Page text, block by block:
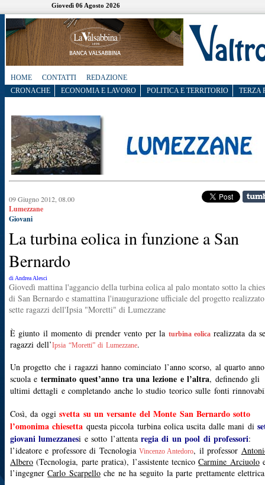
Giovedì 06 Agosto 2026
HOME CONTATTI
REDAZIONE
CRONACHE
ECONOMIA E LAVORO POLITICA E TERRITORIO TERZA
09 Giugno 2012, 08.00
Lumezzane
Giovani
La turbina eolica in funzione a San
Bernardo
di Andrea Alesci
Giovedì mattina l'aggancio della turbina eolica al palo montato sotto la
di San Bernardo e stamattina l'inaugurazione ufficiale del progetto
sette ragazzi dell'Ipsia "Moretti" di Lumezzane
È giunto il momento di prender vento per la turbina eolica realizzata da
ragazzi dell’Ipsia “Moretti” di Lumezzane.
Un progetto che i ragazzi hanno cominciato l’anno scorso, al quarto
scuola e terminato quest’anno tra una lezione e l’altra, definendo gli
ultimi dettagli e completando anche lo studio teorico sulle fonti
Così, da oggisvetta su un versante del Monte San Bernardo sotto
l’omonima chiesetta questa piccola turbina eolica uscita dalle mani di
giovani lumezzanesi e sotto l’attentaregia di un pool di professori:
l’ideatore e professore di Tecnologia Vincenzo Antedoro, il professor
Albero (Tecnologia, parte pratica), l’assistente tecnicoCarmine Arciuolo
l’ingegnerCarlo Scarpelloche ne ha seguito la parte prettamente